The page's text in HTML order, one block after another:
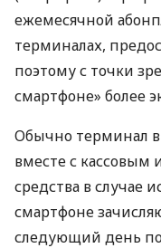
ежемесячной
терминалах,
поэтому с точки
смартфоне» более
Обычно терминал в
вместе с
средства в случае
смартфоне
следующий день